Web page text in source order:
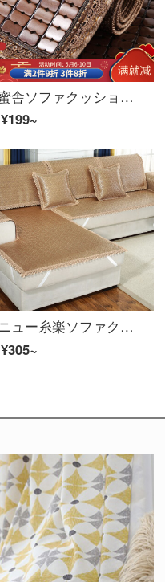
蜜舎ソファクッションセット夏のシートクッション窓側クッション木のクッションソファーカバー全カバー回転角滑り止め欧州式ソファオーダーメイドレース狭い辺のカレー色45*45 cm
¥199~
ニュー糸楽ソファクッション夏セット布芸カスタマイズ実木セット皮ソファーカバーカバー四季通用クッションクッションクッションクッション幅を広げながら、カレー色70*70 CM一片
¥305~